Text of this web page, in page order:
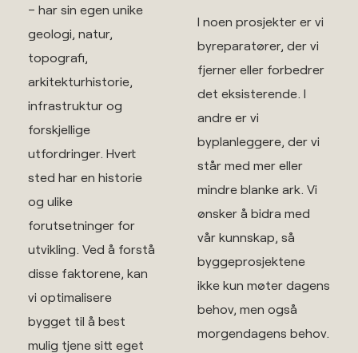
– har sin egen unike
geologi, natur,
topografi,
arkitekturhistorie,
infrastruktur og
forskjellige
utfordringer. Hvert
sted har en historie
og ulike
forutsetninger for
utvikling. Ved å forstå
disse faktorene, kan
vi optimalisere
bygget til å best
mulig tjene sitt eget
I noen prosjekter er vi
byreparatører, der vi
fjerner eller forbedrer
det eksisterende. I
andre er vi
byplanleggere, der vi
står med mer eller
mindre blanke ark. Vi
ønsker å bidra med
vår kunnskap, så
byggeprosjektene
ikke kun møter dagens
behov, men også
morgendagens behov.